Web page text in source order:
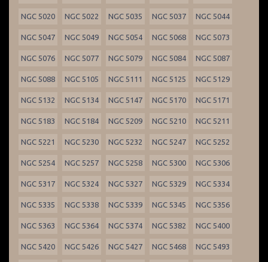
NGC 5020 NGC 5022 NGC 5035 NGC 5037 NGC 5044
NGC 5047 NGC 5049 NGC 5054 NGC 5068 NGC 5073
NGC 5076 NGC 5077 NGC 5079 NGC 5084 NGC 5087
NGC 5088 NGC 5105 NGC 5111 NGC 5125 NGC 5129
NGC 5132 NGC 5134 NGC 5147 NGC 5170 NGC 5171
NGC 5183 NGC 5184 NGC 5209 NGC 5210 NGC 5211
NGC 5221 NGC 5230 NGC 5232 NGC 5247 NGC 5252
NGC 5254 NGC 5257 NGC 5258 NGC 5300 NGC 5306
NGC 5317 NGC 5324 NGC 5327 NGC 5329 NGC 5334
NGC 5335 NGC 5338 NGC 5339 NGC 5345 NGC 5356
NGC 5363 NGC 5364 NGC 5374 NGC 5382 NGC 5400
NGC 5420 NGC 5426 NGC 5427 NGC 5468 NGC 5493